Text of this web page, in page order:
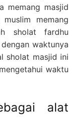
memang masjid
memang
sholat fardhu
waktunya
sholat masjid ini
waktu
alat